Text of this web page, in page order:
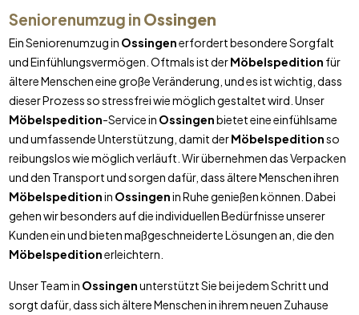
Seniorenumzug in Ossingen
Ein Seniorenumzug in Ossingenerfordert besondere Sorgfalt
und Einfühlungsvermögen. Oftmals ist derMöbelspedition für
ältere Menschen eine große Veränderung, und es ist wichtig, dass
dieser Prozess so stressfrei wie möglich gestaltet wird. Unser
Möbelspedition-Service in Ossingenbietet eine einfühlsame
und umfassende Unterstützung, damit derMöbelspeditionso
reibungslos wie möglich verläuft. Wir übernehmen das Verpacken
und den Transport und sorgen dafür, dass ältere Menschen ihren
Möbelspeditionin Ossingenin Ruhe genießen können. Dabei
gehen wir besonders auf die individuellen Bedürfnisse unserer
Kunden ein und bieten maßgeschneiderte Lösungen an, die den
Möbelspeditionerleichtern.
Unser Team in Ossingenunterstützt Sie bei jedem Schritt und
sorgt dafür, dass sich ältere Menschen in ihrem neuen Zuhause